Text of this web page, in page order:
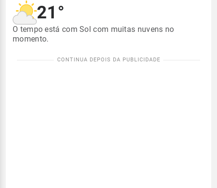
21°
O tempo está com Sol com muitas nuvens no
momento.